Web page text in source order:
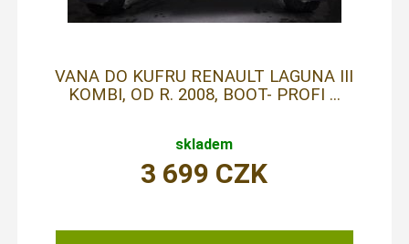
VANA DO KUFRU RENAULT LAGUNA III
KOMBI, OD R. 2008, BOOT- PROFI ...
skladem
3 699 CZK